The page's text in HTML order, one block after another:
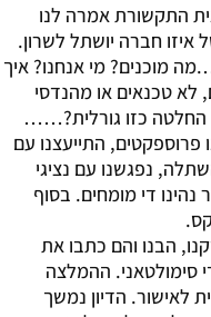
התקשורת אמרה לנו
חברה יושתל לשרון.
מוכנים? מי אנחנו? איך
טכנאים או מהנדסי
כזו גורלית?……
התייעצנו עם
נפגשנו עם נציגי
די מומחים. בסוף
הבנו והם כתבו את
ההמלצה
הדיון נמשך